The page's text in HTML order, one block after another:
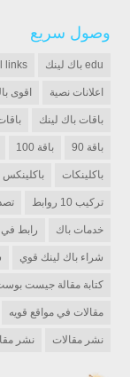
وصول سريع
edu باك لينك links
اعلانات نصية اقوى
باقات باك لينك
باقة 90 باقة 100
باكلينكات باكلينكس
تركيب 10 روابط
خدمات باك رابط
شراء باك لينك قوي
كتابة مقالة جيست
مقالات في مواقع قويه
نشر مقالات نشر